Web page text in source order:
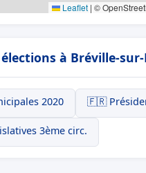
Leaflet | ©
à Bréville-
2020 🇫🇷
3ème circ.